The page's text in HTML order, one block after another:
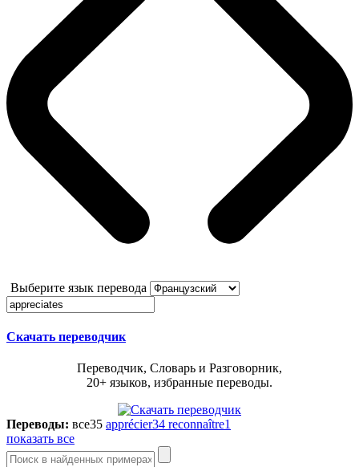
Выберите язык перевода
Скачать переводчик
Переводчик, Словарь и Разговорник,
20+ языков, избранные переводы.
Переводы: все35 apprécier34 reconnaître1
показать все